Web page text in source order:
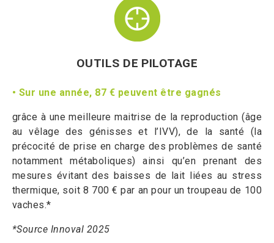
OUTILS DE PILOTAGE
• Sur une année, 87 € peuvent être gagnés
grâce à une meilleure maitrise de la reproduction (âge
au vêlage des génisses et l’IVV), de la santé (la
précocité de prise en charge des problèmes de santé
notamment métaboliques) ainsi qu’en prenant des
mesures évitant des baisses de lait liées au stress
thermique, soit 8 700 € par an pour un troupeau de 100
vaches.*
*Source Innoval 2025